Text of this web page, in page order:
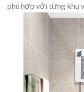
phù hợp với từng khu